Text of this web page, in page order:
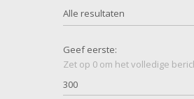
Alle resultaten
Geef eerste:
Zet op 0 om het volledige